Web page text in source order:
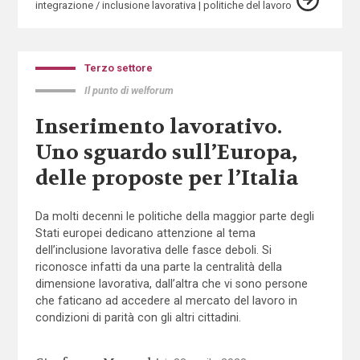
integrazione / inclusione lavorativa
politiche del lavoro
Terzo settore
Il punto di welforum
Inserimento lavorativo.
Uno sguardo sull’Europa,
delle proposte per l’Italia
Da molti decenni le politiche della maggior parte degli
Stati europei dedicano attenzione al tema
dell’inclusione lavorativa delle fasce deboli. Si
riconosce infatti da una parte la centralità della
dimensione lavorativa, dall’altra che vi sono persone
che faticano ad accedere al mercato del lavoro in
condizioni di parità con gli altri cittadini.